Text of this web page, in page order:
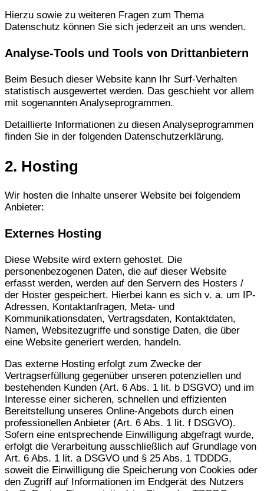
Hierzu sowie zu weiteren Fragen zum Thema
Datenschutz können Sie sich jederzeit an uns wenden.
Analyse-Tools und Tools von Dritt­anbietern
Beim Besuch dieser Website kann Ihr Surf-Verhalten
statistisch ausgewertet werden. Das geschieht vor allem
mit sogenannten Analyseprogrammen.
Detaillierte Informationen zu diesen Analyseprogrammen
finden Sie in der folgenden Datenschutzerklärung.
2. Hosting
Wir hosten die Inhalte unserer Website bei folgendem
Anbieter:
Externes Hosting
Diese Website wird extern gehostet. Die
personenbezogenen Daten, die auf dieser Website
erfasst werden, werden auf den Servern des Hosters /
der Hoster gespeichert. Hierbei kann es sich v. a. um IP-
Adressen, Kontaktanfragen, Meta- und
Kommunikationsdaten, Vertragsdaten, Kontaktdaten,
Namen, Websitezugriffe und sonstige Daten, die über
eine Website generiert werden, handeln.
Das externe Hosting erfolgt zum Zwecke der
Vertragserfüllung gegenüber unseren potenziellen und
bestehenden Kunden (Art. 6 Abs. 1 lit. b DSGVO) und im
Interesse einer sicheren, schnellen und effizienten
Bereitstellung unseres Online-Angebots durch einen
professionellen Anbieter (Art. 6 Abs. 1 lit. f DSGVO).
Sofern eine entsprechende Einwilligung abgefragt wurde,
erfolgt die Verarbeitung ausschließlich auf Grundlage von
Art. 6 Abs. 1 lit. a DSGVO und § 25 Abs. 1 TDDDG,
soweit die Einwilligung die Speicherung von Cookies oder
den Zugriff auf Informationen im Endgerät des Nutzers